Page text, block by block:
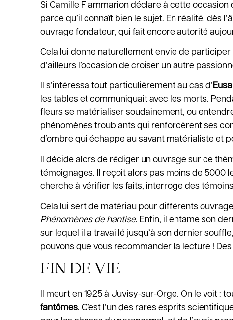
Si Camille Flammarion déclare à cette occasion
parce qu’il connaît bien le sujet. En réalité, dès
ouvrage fondateur, qui fait encore autorité
Cela lui donne naturellement envie de
d’ailleurs l’occasion de croiser un autre
Il s’intéressa tout particulièrement au cas d’
les tables et communiquait avec les morts.
fleurs se matérialiser soudainement, ou
phénomènes troublants qui renforcèrent ses
d’ombre qui échappe au savant matérialiste et
Il décide alors de rédiger un ouvrage sur ce
témoignages. Il reçoit alors pas moins de 5000
cherche à vérifier les faits, interroge des
Cela lui sert de matériau pour différents
Phénomènes de hantise. Enfin, il entame son
sur lequel il a travaillé jusqu’à son dernier
pouvons que vous recommander la lecture !
FIN DE VIE
Il meurt en 1925 à Juvisy-sur-Orge. On le voit :
fantômes. C’est l’un des rares esprits